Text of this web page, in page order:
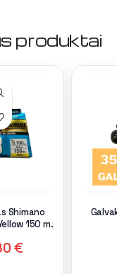
produktai
Shimano
150 m.
€